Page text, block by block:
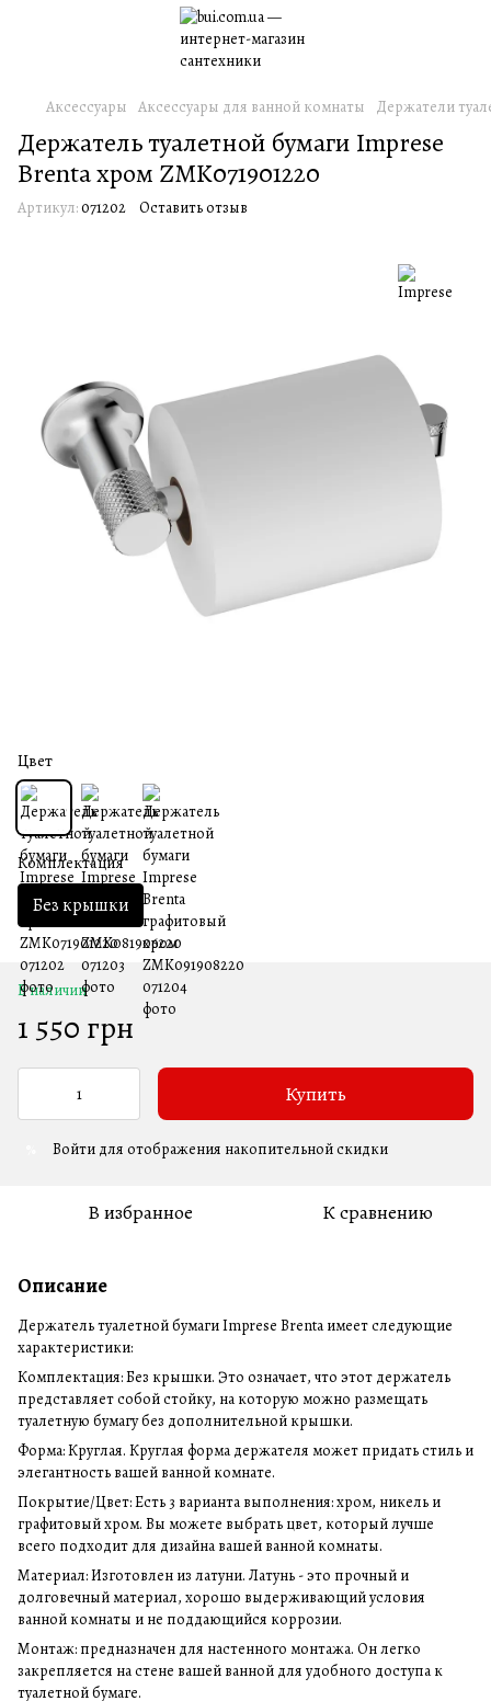
Аксессуары Аксессуары для ванной комнаты Держатели
Держатель туалетной бумаги Imprese
Brenta хром ZMK071901220
Артикул:071202 Оставить отзыв
Цвет
Комплектация
Без крышки
В наличии
1 550 грн
Купить
Войти для отображения накопительной скидки
В избранное К сравнению
Описание
Держатель туалетной бумаги Imprese Brenta имеет следующие
характеристики:
Комплектация: Без крышки. Это означает, что этот держатель
представляет собой стойку, на которую можно размещать
туалетную бумагу без дополнительной крышки.
Форма: Круглая. Круглая форма держателя может придать стиль и
элегантность вашей ванной комнате.
Покрытие/Цвет: Есть 3 варианта выполнения: хром, никель и
графитовый хром. Вы можете выбрать цвет, который лучше
всего подходит для дизайна вашей ванной комнаты.
Материал: Изготовлен из латуни. Латунь - это прочный и
долговечный материал, хорошо выдерживающий условия
ванной комнаты и не поддающийся коррозии.
Монтаж: предназначен для настенного монтажа. Он легко
закрепляется на стене вашей ванной для удобного доступа к
туалетной бумаге.